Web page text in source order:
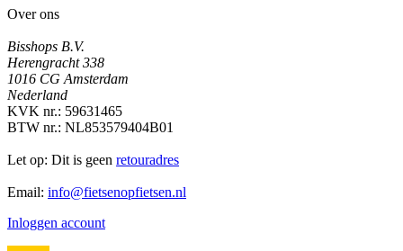
Over ons
Bisshops B.V.
Herengracht 338
1016 CG Amsterdam
Nederland
KVK nr.: 59631465
BTW nr.: NL853579404B01
Let op: Dit is geen retouradres
Email: info@fietsenopfietsen.nl
Inloggen account